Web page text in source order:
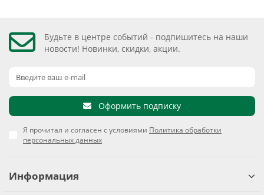
Будьте в центре событий - подпишитесь на наши
новости! Новинки, скидки, акции.
Оформить подписку
Я прочитал и согласен с условиями Политика обработки
персональных данных
Информация